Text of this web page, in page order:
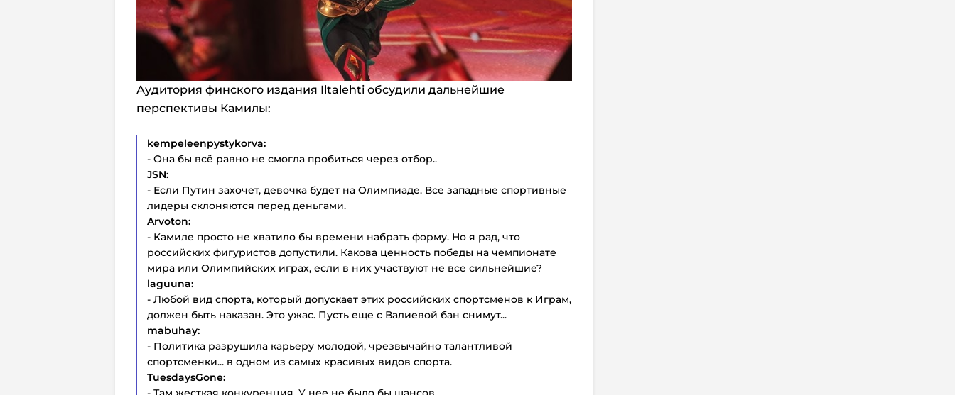
Аудитория финского издания Iltalehti обсудили дальнейшие
перспективы Камилы:
kempeleenpystykorva:
- Она бы всё равно не смогла пробиться через отбор..
JSN:
- Если Путин захочет, девочка будет на Олимпиаде. Все западные спортивные
лидеры склоняются перед деньгами.
Arvoton:
- Камиле просто не хватило бы времени набрать форму. Но я рад, что
российских фигуристов допустили. Какова ценность победы на чемпионате
мира или Олимпийских играх, если в них участвуют не все сильнейшие?
laguuna:
- Любой вид спорта, который допускает этих российских спортсменов к Играм,
должен быть наказан. Это ужас. Пусть еще с Валиевой бан снимут...
mabuhay:
- Политика разрушила карьеру молодой, чрезвычайно талантливой
спортсменки... в одном из самых красивых видов спорта.
TuesdaysGone: